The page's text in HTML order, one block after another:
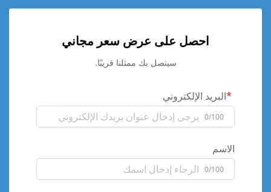
احصل على عرض سعر مجاني
سيتصل بك ممثلنا قريبًا.
البريد الإلكتروني
0/100
الاسم
0/100